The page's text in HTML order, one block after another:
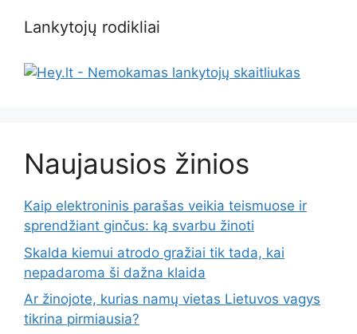
Lankytojų rodikliai
Naujausios žinios
Kaip elektroninis parašas veikia teismuose ir
sprendžiant ginčus: ką svarbu žinoti
Skalda kiemui atrodo gražiai tik tada, kai
nepadaroma ši dažna klaida
Ar žinojote, kurias namų vietas Lietuvos vagys
tikrina pirmiausia?